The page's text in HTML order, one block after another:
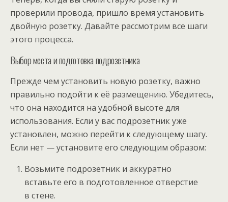
проверили провода, пришло время установить
двойную розетку. Давайте рассмотрим все шаги
этого процесса.
Выбор места и подготовка подрозетника
Прежде чем установить новую розетку, важно
правильно подойти к её размещению. Убедитесь,
что она находится на удобной высоте для
использования. Если у вас подрозетник уже
установлен, можно перейти к следующему шагу.
Если нет — установите его следующим образом:
Возьмите подрозетник и аккуратно
вставьте его в подготовленное отверстие
в стене.